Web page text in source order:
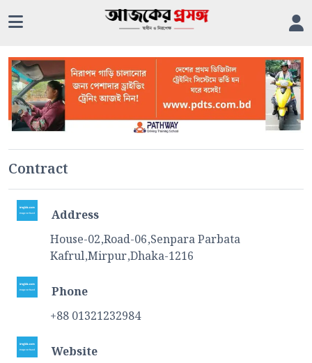
Contract
Address
House-02,Road-06,Senpara Parbata
Kafrul,Mirpur,Dhaka-1216
Phone
+88 01321232984
Website